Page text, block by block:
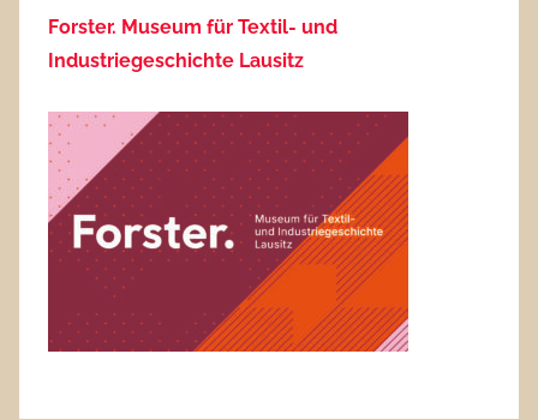
Forster. Museum für Textil- und
Industriegeschichte Lausitz